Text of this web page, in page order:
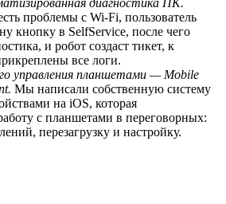
проблемы с Wi-Fi, пользователь
кнопку в SelfService, после чего
и робот создаст тикет, к
все логи.
управления планшетами — Mobile
Мы написали собственную систему
на iOS, которая
с планшетами в переговорных:
перезагрузку и настройку.